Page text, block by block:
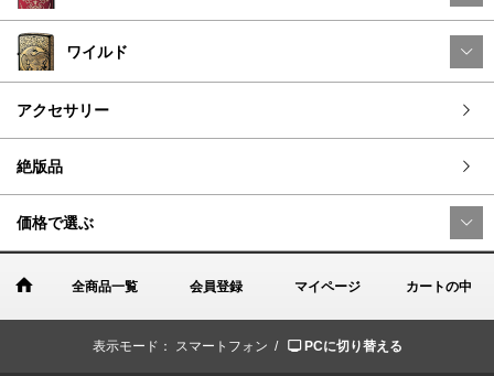
ワイルド
アクセサリー
絶版品
価格で選ぶ
全商品一覧 会員登録 マイページ カートの中
表示モード： スマートフォン / PCに切り替える